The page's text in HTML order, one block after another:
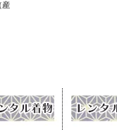
産